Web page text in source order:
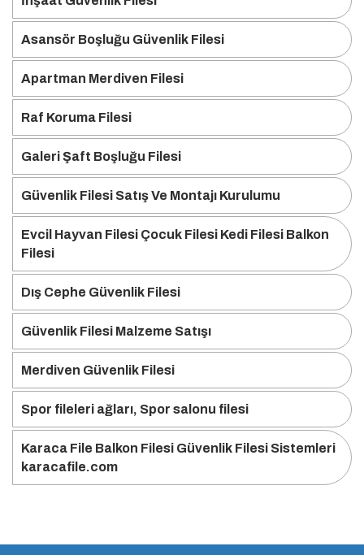
Asansör Boşluğu Güvenlik Filesi
Apartman Merdiven Filesi
Raf Koruma Filesi
Galeri Şaft Boşluğu Filesi
Güvenlik Filesi Satış Ve Montajı Kurulumu
Evcil Hayvan Filesi Çocuk Filesi Kedi Filesi Balkon
Filesi
Dış Cephe Güvenlik Filesi
Güvenlik Filesi Malzeme Satışı
Merdiven Güvenlik Filesi
Spor fileleri ağları, Spor salonu filesi
Karaca File Balkon Filesi Güvenlik Filesi Sistemleri
karacafile.com